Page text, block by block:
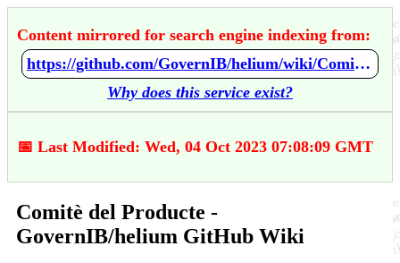
Content mirrored for search engine indexing from:
https://github.com/GovernIB/helium/wiki/Comit%C3%A8-del-Producte
Why does this service exist?
📅 Last Modified: Wed, 04 Oct 2023 07:08:09 GMT
Comitè del Producte -
GovernIB/helium GitHub Wiki